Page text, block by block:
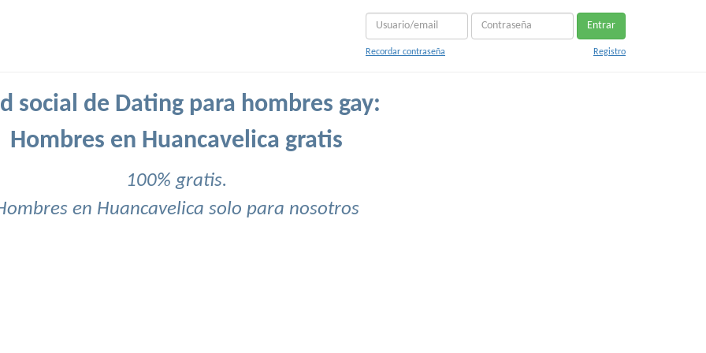
Entrar
Recordar contraseña Registro
social de Dating para hombres gay:
Hombres en Huancavelica gratis
100% gratis.
en Huancavelica solo para nosotros